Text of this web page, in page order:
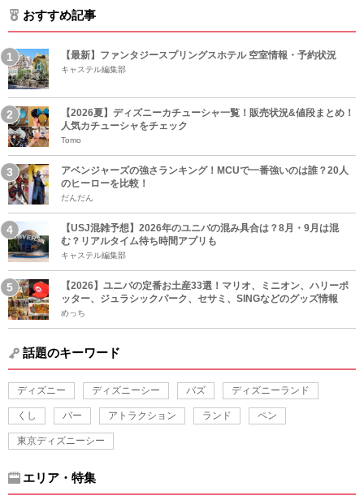
おすすめ記事
【最新】ファンタジースプリングスホテル 空室情報・予約状況
キャステル編集部
【2026夏】ディズニーカチューシャ一覧！販売状況&値段まとめ！
人気カチューシャをチェック
Tomo
アベンジャーズの強さランキング！MCUで一番強いのは誰？20人
のヒーローを比較！
だんだん
【USJ混雑予想】2026年のユニバの混み具合は？8月・9月は混
む？リアルタイム待ち時間アプリも
キャステル編集部
【2026】ユニバの定番お土産33選！マリオ、ミニオン、ハリーポ
ッター、ジュラシックパーク、セサミ、SINGなどのグッズ情報
めっち
話題のキーワード
ディズニー ディズニーシー バズ ディズニーランド
くし バー アトラクション ランド ペン
東京ディズニーシー
エリア・特集